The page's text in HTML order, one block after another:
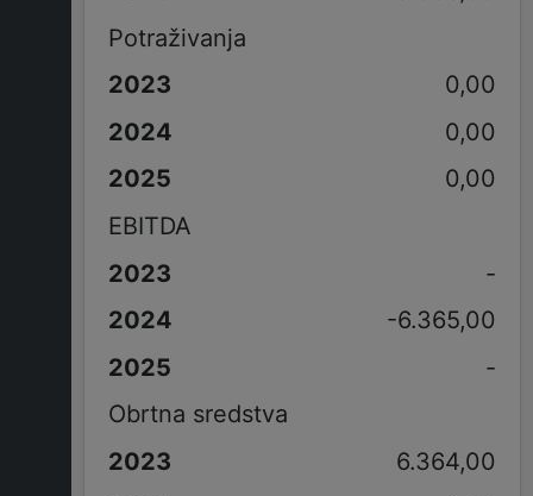
Potraživanja
0,00
0,00
0,00
EBITDA
-
-6.365,00
-
Obrtna sredstva
6.364,00